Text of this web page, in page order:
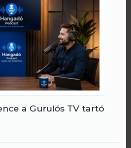
a Gurulós TV tartó